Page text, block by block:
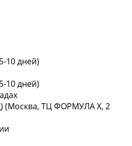
10 дней)
10 дней)
(Москва, ТЦ ФОРМУЛА Х, 2